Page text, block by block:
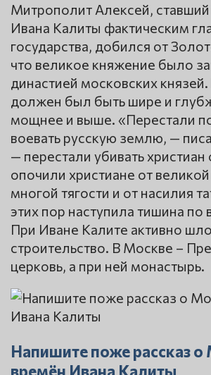
Митрополит Алексей,
Ивана Калиты фактическим
государства, добился от
что великое княжение было
династией московских
должен был быть шире и
мощнее и выше. «Перестали
воевать русскую землю, —
— перестали убивать христиан
опочили христиане от
многой тягости и от насилия
этих пор наступила тишина по
При Иване Калите активно шло
строительство. В Москве –
церковь, а при ней монастырь.
Напишите поже рассказ
времён Ивана Калиты